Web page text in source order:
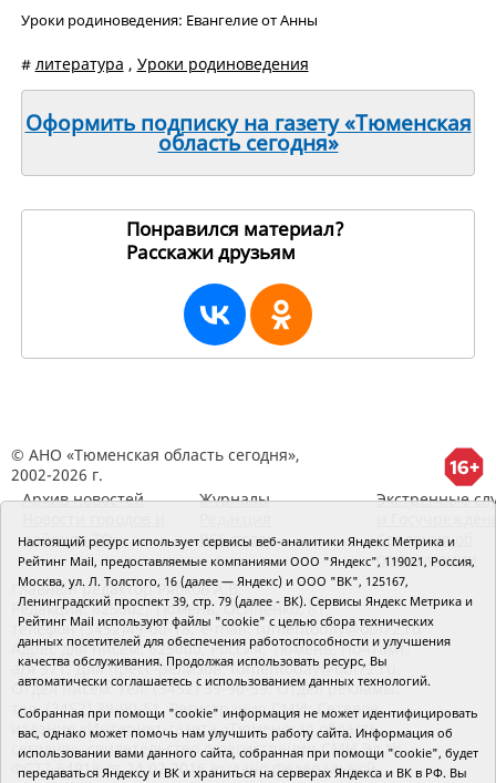
Уроки родиноведения: Евангелие от Анны
# литература , Уроки родиноведения
Оформить подписку на газету «Тюменская
область сегодня»
Понравился материал?
Расскажи друзьям
© АНО «Тюменская область сегодня»,
2002-2026 г.
Архив новостей
районов ТО
Журналы
RSS поток
Экстренные
Сведения об
организации
Главный редактор Рябков А.В.
Редакция: 625002, Тюмень, Осипенко, 81,
телефон (3452)49-00-18, e-mail: tumentoday@obl72.ru
Адрес для писем: 625000, Россия, Тюмень, Почтамт,
а/я 371. Для пресс-релизов: tumentoday@obl72.ru.
Отдел писем: тел. (3452) 39-90-59. Отдел рекламы:
тел. (3452) 39-90-51. Регистрация СМИ: Сетевое
издание «Интернет-газета «Тюменская область
сегодня», свидетельство о регистрации СМИ Эл №
ФС77-64918 от 24.02.2016 выдано Федеральной
Настоящий ресурс использует сервисы веб-аналитики Яндекс Метрика и
Рейтинг Mail, предоставляемые компаниями ООО "Яндекс", 119021, Россия,
Москва, ул. Л. Толстого, 16 (далее — Яндекс) и ООО "ВК", 125167,
Ленинградский проспект 39, стр. 79 (далее - ВК). Сервисы Яндекс Метрика и
Рейтинг Mail используют файлы "cookie" с целью сбора технических
данных посетителей для обеспечения работоспособности и улучшения
качества обслуживания. Продолжая использовать ресурс, Вы
автоматически соглашаетесь с использованием данных технологий.
Собранная при помощи "cookie" информация не может идентифицировать
вас, однако может помочь нам улучшить работу сайта. Информация об
использовании вами данного сайта, собранная при помощи "cookie", будет
передаваться Яндексу и ВК и храниться на серверах Яндекса и ВК в РФ. Вы